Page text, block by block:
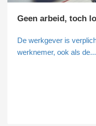
Geen arbeid, toch
De werkgever is
werknemer, ook als de...